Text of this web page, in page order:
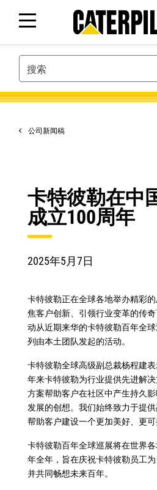
SEARCH
公司新闻稿
卡特彼勒在中
成立100周年
2025年5月7日
卡特彼勒正在全球各地举办精彩
焦客户创新、引领行业变革的传
动从近期来华的卡特彼勒百年全
列由本土团队发起的活动。
卡特彼勒全球高级副总裁杨程建
年来卡特彼勒为行业提供先进解
方案帮助客户在社区中产生持久
发展的创想。我们始终致力于提
帮助客户建设一个更加美好、更
卡特彼勒百年全球巡展将在世界
年全年，旨在庆祝卡特彼勒员工
并共同畅想未来百年。